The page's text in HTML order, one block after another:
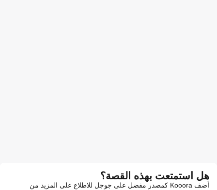
هل استمتعت بهذه القصة؟
أضف Kooora كمصدر مفضل على جوجل للاطلاع على المزيد من